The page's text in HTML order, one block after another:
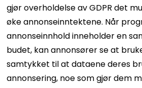
gjør overholdelse av GDPR det
øke annonseinntektene. Når
annonseinnhold inneholder en
budet, kan annonsører se at
samtykket til at dataene deres
annonsering, noe som gjør dem